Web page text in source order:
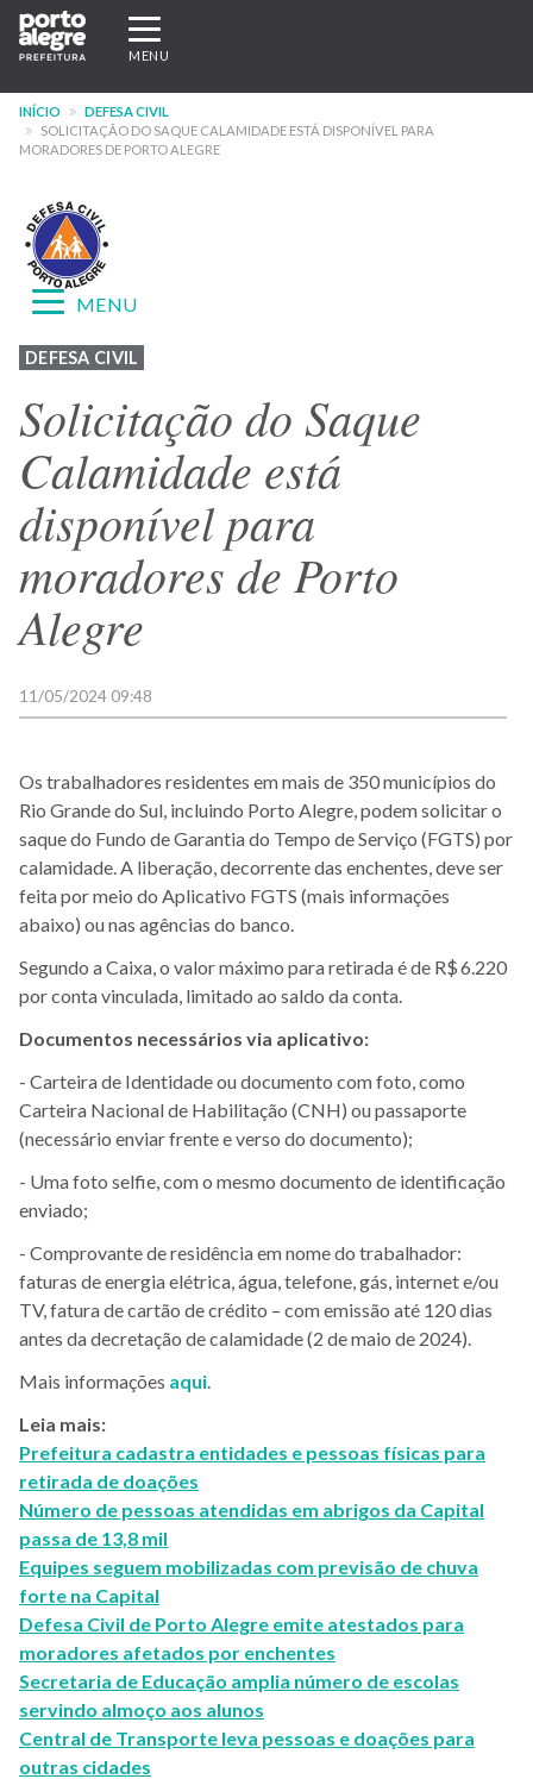
Pular
para
conteúdo
principal
Expandir/recolher
navegação
MENU
INÍCIO
DEFESA CIVIL
SOLICITAÇÃO DO SAQUE CALAMIDADE ESTÁ DISPONÍVEL PARA
MORADORES DE PORTO ALEGRE
Menu
-
site
Defesa
Civil
Expandir/recolher
MENU
DEFESA CIVIL
Solicitação do Saque
Calamidade está
disponível para
moradores de Porto
Alegre
11/05/2024 09:48
Os trabalhadores residentes em mais de 350 municípios do
Rio Grande do Sul, incluindo Porto Alegre, podem solicitar o
saque do Fundo de Garantia do Tempo de Serviço (FGTS) por
calamidade. A liberação, decorrente das enchentes, deve ser
feita por meio do Aplicativo FGTS (mais informações
abaixo) ou nas agências do banco.
Segundo a Caixa, o valor máximo para retirada é de R$ 6.220
por conta vinculada, limitado ao saldo da conta.
Documentos necessários via aplicativo:
- Carteira de Identidade ou documento com foto, como
Carteira Nacional de Habilitação (CNH) ou passaporte
(necessário enviar frente e verso do documento);
- Uma foto selfie, com o mesmo documento de identificação
enviado;
- Comprovante de residência em nome do trabalhador:
faturas de energia elétrica, água, telefone, gás, internet e/ou
TV, fatura de cartão de crédito – com emissão até 120 dias
antes da decretação de calamidade (2 de maio de 2024).
Mais informações aqui
Leia mais:
Prefeitura cadastra entidades e pessoas físicas para
retirada de doações
Número de pessoas atendidas em abrigos da Capital
passa de 13,8 mil
Equipes seguem mobilizadas com previsão de chuva
forte na Capital
Defesa Civil de Porto Alegre emite atestados para
moradores afetados por enchentes
Secretaria de Educação amplia número de escolas
servindo almoço aos alunos
Central de Transporte leva pessoas e doações para
outras cidades